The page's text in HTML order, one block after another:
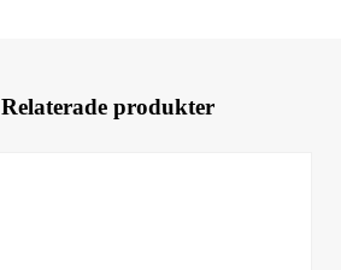
Relaterade produkter